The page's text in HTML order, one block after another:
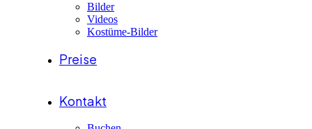
Bilder
Videos
Kostüme-Bilder
Preise
Kontakt